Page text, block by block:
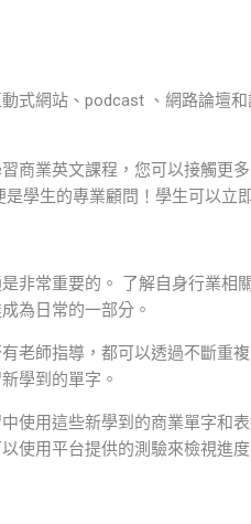
式網站、podcast 、網路論壇
商業英文課程，您可以接觸更
學生的專業顧問！學生可以立
非常重要的。 了解自身行業
為日常的一部分。
老師指導，都可以透過不斷重
學到的單字。
使用這些新學到的商業單字和
使用平台提供的測驗來檢視進度